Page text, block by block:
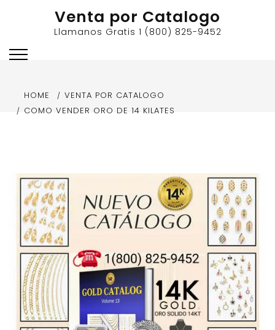
Venta por Catalogo
Llamanos Gratis 1 (800) 825-9452
HOME
VENTA POR CATALOGO
COMO VENDER ORO DE 14 KILATES